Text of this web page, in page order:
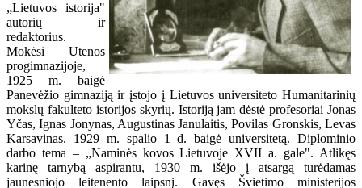
„Lietuvos istorija"
autorių ir
redaktorius.
Mokėsi Utenos
progimnazijoje,
1925 m. baigė
Panevėžio gimnaziją ir įstojo į Lietuvos universiteto Humanitarinių
mokslų fakulteto istorijos skyrių. Istoriją jam dėstė profesoriai Jonas
Yčas, Ignas Jonynas, Augustinas Janulaitis, Povilas Gronskis, Levas
Karsavinas. 1929 m. spalio 1 d. baigė universitetą. Diplominio
darbo tema – „Naminės kovos Lietuvoje XVII a. gale". Atlikęs
karinę tarnybą aspirantu, 1930 m. išėjo į atsargą turėdamas
jaunesniojo leitenento laipsnį. Gavęs Švietimo ministerijos